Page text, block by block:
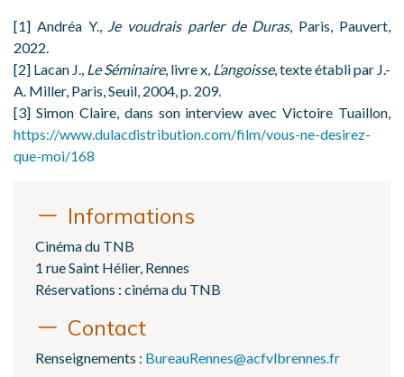
[1] Andréa Y., Je voudrais parler de Duras, Paris, Pauvert,
2022.
[2] Lacan J., Le Séminaire, livre x, L’angoisse, texte établi par J.-
A. Miller, Paris, Seuil, 2004, p. 209.
[3] Simon Claire, dans son interview avec Victoire Tuaillon,
https://www.dulacdistribution.com/film/vous-ne-desirez-
que-moi/168
Informations
Cinéma du TNB
1 rue Saint Hélier, Rennes
Réservations : cinéma du TNB
Contact
Renseignements : BureauRennes@acfvlbrennes.fr